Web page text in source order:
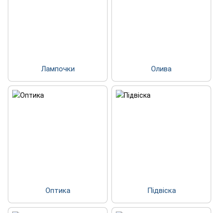
Лампочки Олива
Оптика Підвіска